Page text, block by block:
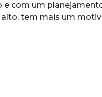
com um
tem mais um